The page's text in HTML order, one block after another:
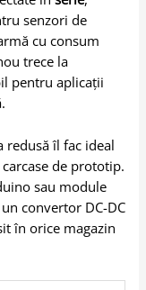
senzori de
cu consum
trece la
pentru aplicații
redusă îl fac ideal
de prototip.
sau module
convertor DC-DC
în orice magazin